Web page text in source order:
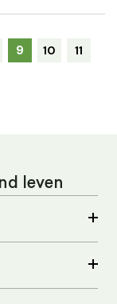
9 10
11
leven